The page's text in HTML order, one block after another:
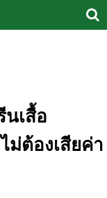
เสื้อ
ม่ต้องเสียค่า